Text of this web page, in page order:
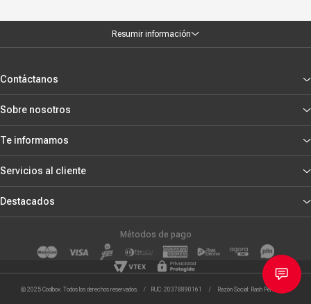
Resumir información
Contáctanos
Sobre nosotros
Te informamos
Servicios al cliente
Destacados
Métodos de pago
© 2025 Coolbox. Todos los derechos reservados. / RUC: 20378890161 / Razón Social: Rash Peru S.R.L.